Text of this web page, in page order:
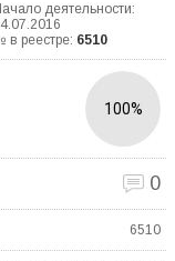
деятельности:
в реестре: 6510
100%
0
6510